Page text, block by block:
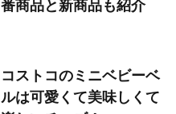
番商品と新商品も紹介
コストコのミニベビーベ
ルは可愛くて美味しくて